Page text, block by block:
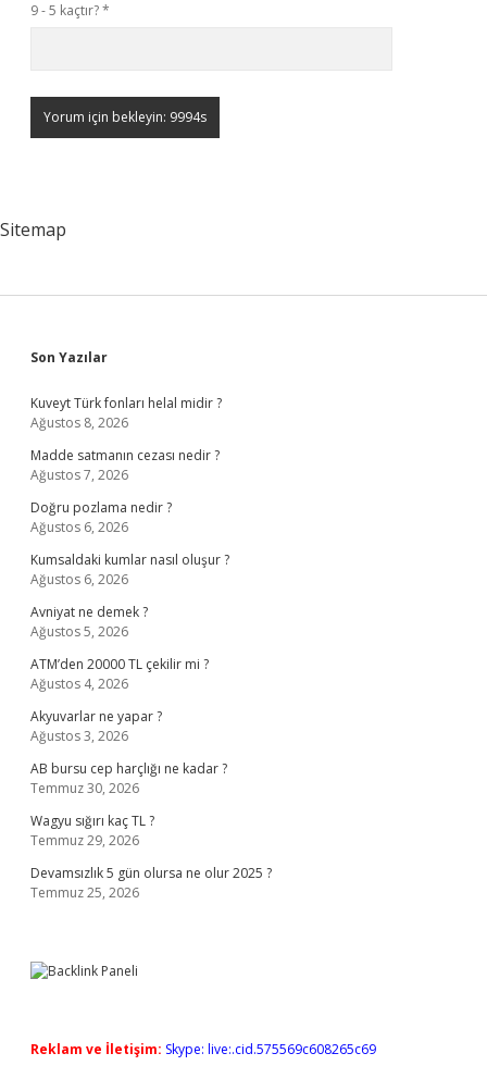
9 - 5 kaçtır?*
Sitemap
Sidebar
Son Yazılar
Kuveyt Türk fonları helal midir ?
Ağustos 8, 2026
Madde satmanın cezası nedir ?
Ağustos 7, 2026
Doğru pozlama nedir ?
Ağustos 6, 2026
Kumsaldaki kumlar nasıl oluşur ?
Ağustos 6, 2026
Avniyat ne demek ?
Ağustos 5, 2026
ATM’den 20000 TL çekilir mi ?
Ağustos 4, 2026
Akyuvarlar ne yapar ?
Ağustos 3, 2026
AB bursu cep harçlığı ne kadar ?
Temmuz 30, 2026
Wagyu sığırı kaç TL ?
Temmuz 29, 2026
Devamsızlık 5 gün olursa ne olur 2025 ?
Temmuz 25, 2026
Reklam ve İletişim: Skype: live:.cid.575569c608265c69